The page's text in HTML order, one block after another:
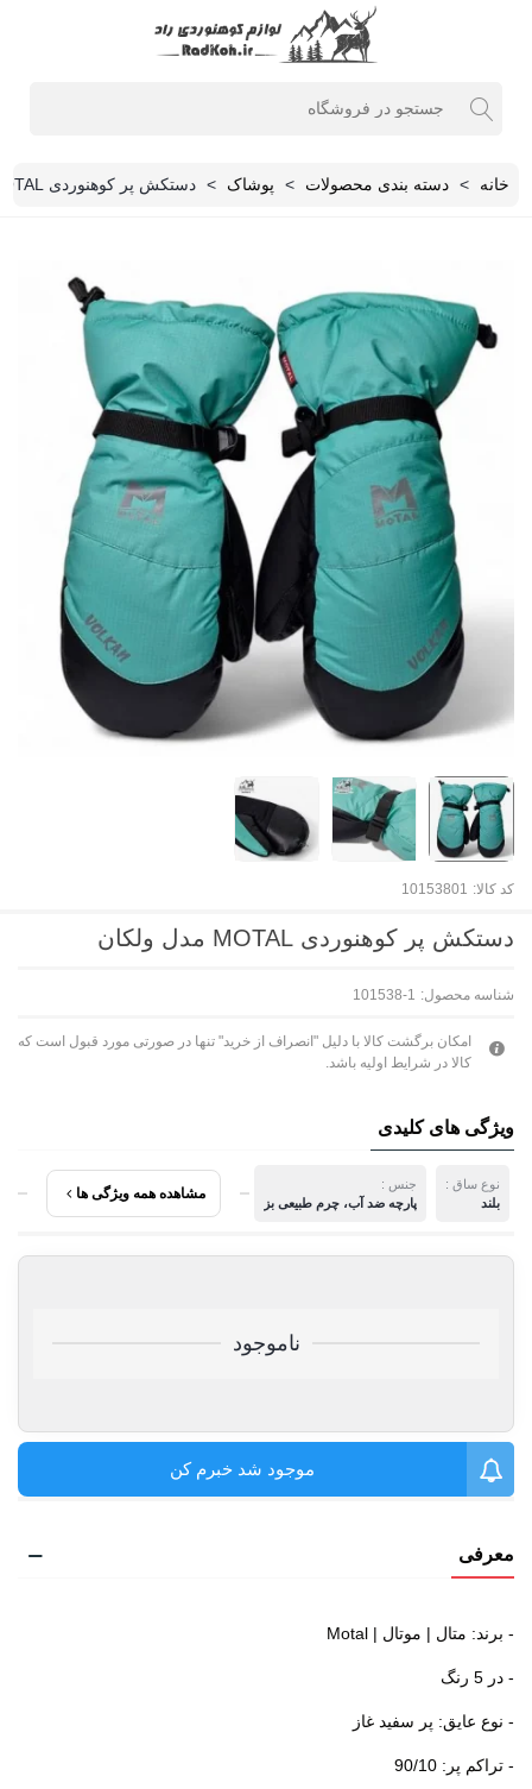
خانه > دسته بندی محصولات > پوشاک > دستکش پر کوهنوردی MOTAL مدل ولکان
کد کالا: 10153801
دستکش پر کوهنوردی MOTAL مدل ولکان
شناسه محصول: 101538-1
امکان برگشت کالا با دلیل "انصراف از خرید" تنها در صورتی مورد قبول است که
کالا در شرایط اولیه باشد.
ویژگی های کلیدی
نوع ساق :
بلند
جنس :
پارچه ضد آب، چرم طبیعی بز
مشاهده همه ویژگی ها
ناموجود
موجود شد خبرم کن
معرفی
- برند: متال | موتال | Motal
- در 5 رنگ
- نوع عایق: پر سفید غاز
- تراکم پر: 90/10